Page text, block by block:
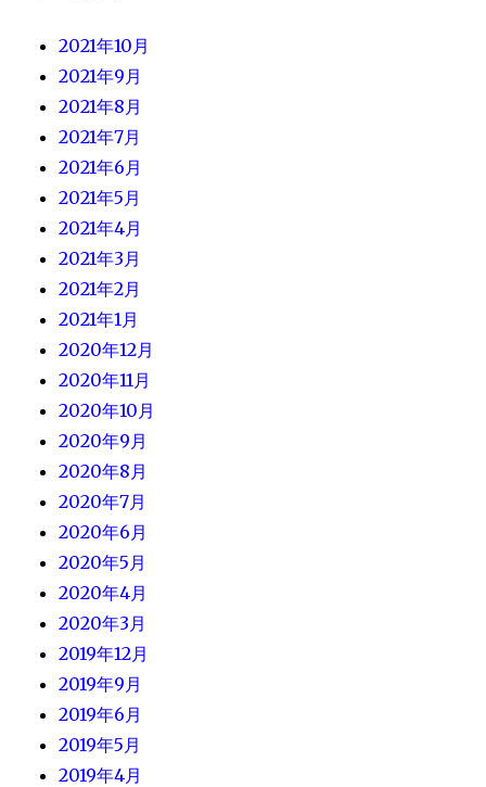
2021年10月
2021年9月
2021年8月
2021年7月
2021年6月
2021年5月
2021年4月
2021年3月
2021年2月
2021年1月
2020年12月
2020年11月
2020年10月
2020年9月
2020年8月
2020年7月
2020年6月
2020年5月
2020年4月
2020年3月
2019年12月
2019年9月
2019年6月
2019年5月
2019年4月